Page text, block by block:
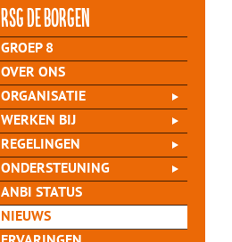
rsg de Borgen
GROEP 8
OVER ONS
ORGANISATIE
WERKEN BIJ
REGELINGEN
ONDERSTEUNING
ANBI STATUS
NIEUWS